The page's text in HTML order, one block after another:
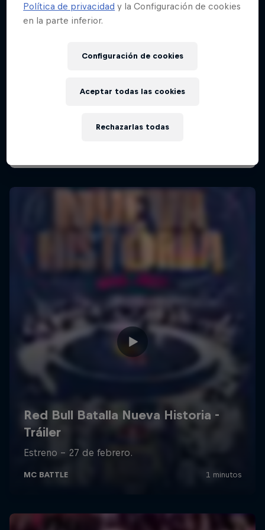
Red Bull Batalla Final Torneo de Plazas
Política de privacidad y la Configuración de cookies
en la parte inferior.
Configuración de cookies
Rechazarlas todas
Aceptar todas las cookies